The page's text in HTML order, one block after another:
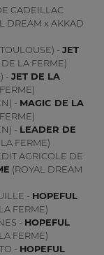
CADEILLAC
DREAM x AKKAD
- JET
LA FERME)
- JET DE LA
- MAGIC DE LA
- LEADER DE
FERME)
AGRICOLE DE
(ROYAL DREAM
- HOPEFUL
FERME)
- HOPEFUL
FERME)
- HOPEFUL